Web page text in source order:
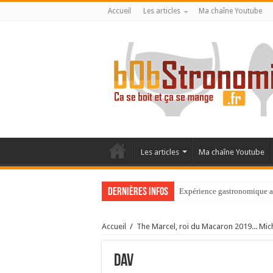
Accueil Les articles Ma chaîne Youtube
Les articles Ma chaîne Youtube
Dernières infos Expérience gastronomique
Hôtel Île de la Lagune,
Accueil / The Marcel, roi du Macaron 2019...
dav